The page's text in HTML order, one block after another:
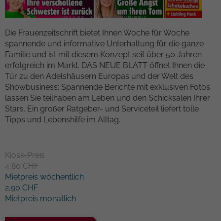
Die Frauenzeitschrift bietet Ihnen Woche für Woche
spannende und informative Unterhaltung für die ganze
Familie und ist mit diesem Konzept seit über 50 Jahren
erfolgreich im Markt. DAS NEUE BLATT öffnet Ihnen die
Tür zu den Adelshäusern Europas und der Welt des
Showbusiness: Spannende Berichte mit exklusiven Fotos
lassen Sie teilhaben am Leben und den Schicksalen Ihrer
Stars. Ein großer Ratgeber- und Serviceteil liefert tolle
Tipps und Lebenshilfe im Alltag.
Kiosk-Preis
4,80 CHF
Mietpreis wöchentlich
2,90 CHF
Mietpreis monatlich
Anbieter TYPO3
Laufzeit 1 Woche
Zweck
Dieses Cookie ist ein Standard-Session-
Cookie von TYPO3. Es speichert im Falle
eines Benutzer-Logins die Session-ID. So
kann der eingeloggte Benutzer
wiedererkannt werden und es wird ihm
Zugang zu geschützten Bereichen
gewährt.
Name
Anbieter TYPO3
Laufzeit 1 Monat
Enthält die gewählten Tracking-Optin-
Kampagnendaten zu berechnen und die
Nutzung der Website für den
Analysebericht der Website zu verfolgen.
Die Cookies speichern Informationen
anonym und weisen eine randoly
generierte Nummer zu, um eindeutige
Besucher zu identifizieren.
Name _gid
Zweck
installiert. Das Cookie wird verwendet,
wie Besucher eine Website nutzen, und